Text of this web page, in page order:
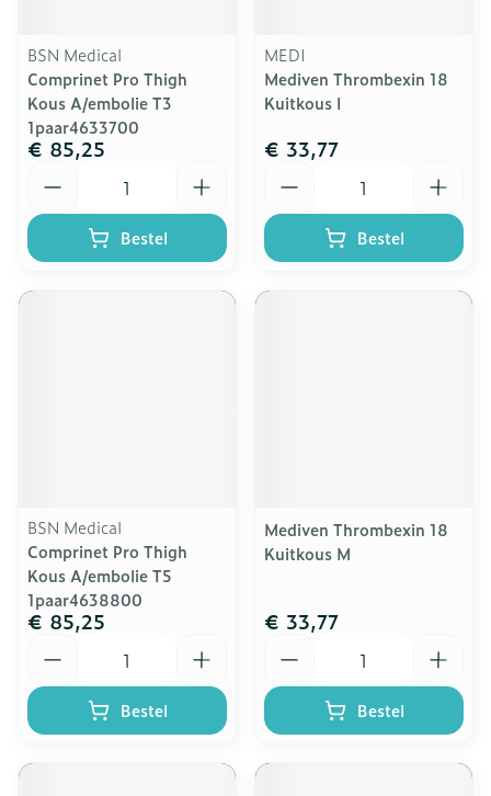
BSN Medical
Comprinet Pro Thigh
Kous A/embolie T3
1paar4633700
€ 85,25
Bestel
MEDI
Mediven Thrombexin 18
Kuitkous l
€ 33,77
Bestel
BSN Medical
Comprinet Pro Thigh
Kous A/embolie T5
1paar4638800
€ 85,25
Bestel
Mediven Thrombexin 18
Kuitkous M
€ 33,77
Bestel